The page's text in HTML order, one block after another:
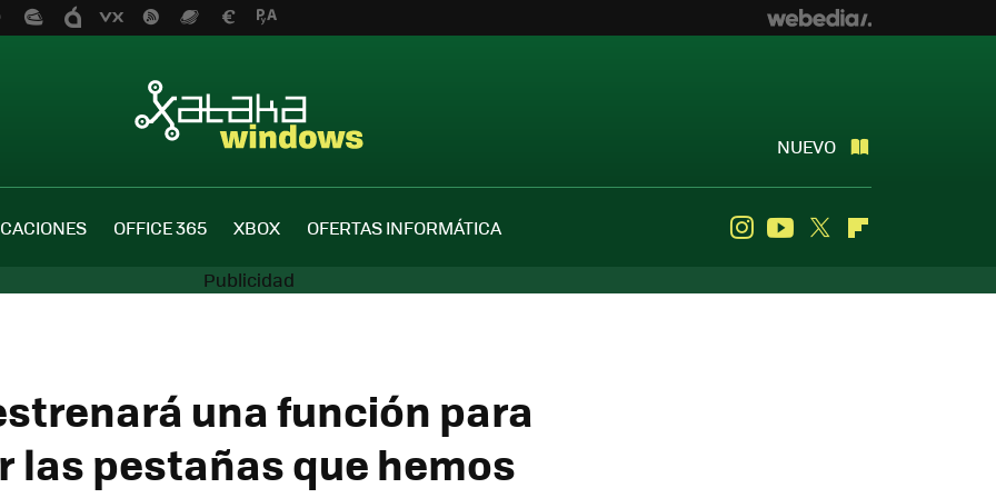
NUEVO
OFFICE 365 XBOX OFERTAS INFORMÁTICA InstagramYoutube
Twitter
una función para
las pestañas que hemos